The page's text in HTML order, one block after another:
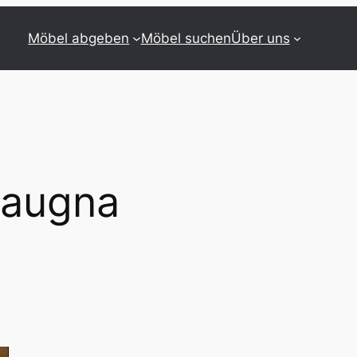
Möbel abgeben Möbel suchenÜber uns